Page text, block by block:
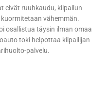
eivät ruuhkaudu, kilpailun
vähemmän.
osallistua täysin ilman omaa
toki helpottaa kilpailijan
palvelu.